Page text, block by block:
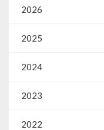
LOA
LDO
2026
2025
2024
2023
2022